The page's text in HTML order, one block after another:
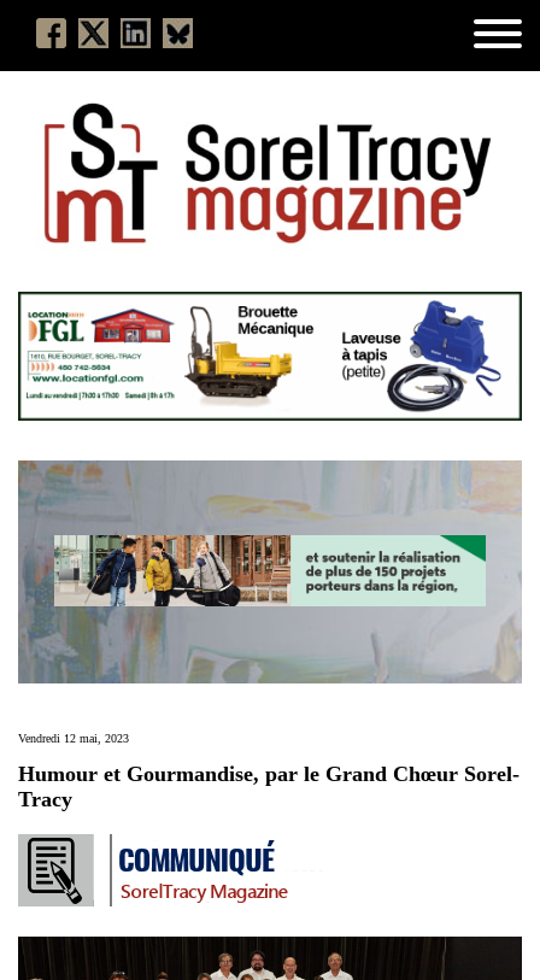
Vendredi 12 mai, 2023
Humour et Gourmandise, par le Grand Chœur Sorel-
Tracy